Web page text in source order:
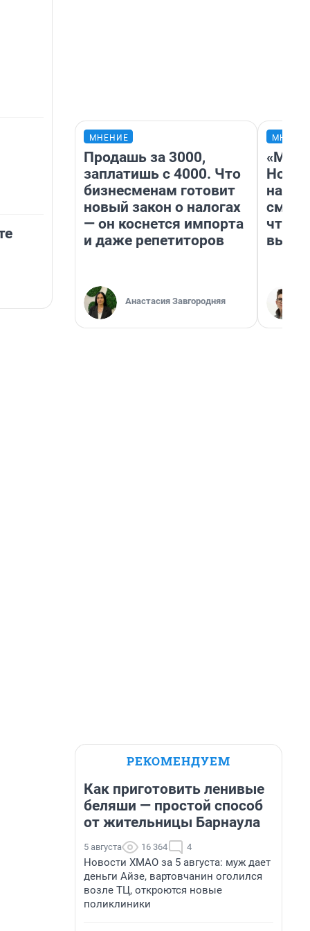
МНЕНИЕ
Продашь за 3000,
заплатишь с 4000. Что
бизнесменам готовит
новый закон о налогах
— он коснется импорта
и даже репетиторов
Анастасия Завгородняя
«Мы
РЕКОМЕНДУЕМ
Как приготовить ленивые
беляши — простой способ
от жительницы Барнаула
5 августа 16 364 4
Новости ХМАО за 5 августа: муж дает
деньги Айзе, вартовчанин оголился
возле ТЦ, откроются новые
поликлиники